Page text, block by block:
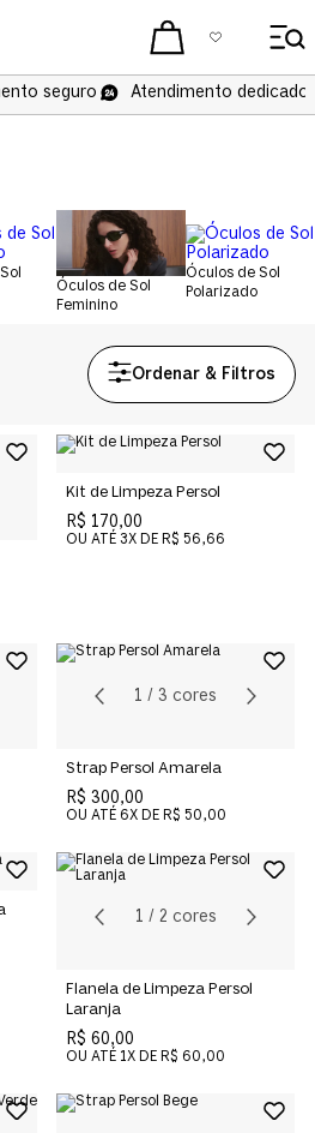
seguro Atendimento dedicado
Óculos de Sol
Feminino
Óculos de Sol
Polarizado
Kit de Limpeza Persol
R$ 170,00
OU ATÉ 3X DE R$ 56,66
1 / 3 cores
Strap Persol Amarela
R$ 300,00
OU ATÉ 6X DE R$ 50,00
1 / 2 cores
Flanela de Limpeza Persol
Laranja
R$ 60,00
OU ATÉ 1X DE R$ 60,00